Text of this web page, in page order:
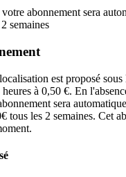
abonnement sera
semaines
est proposé
à 0,50 €. En
sera
tous les 2 semaines. Cet